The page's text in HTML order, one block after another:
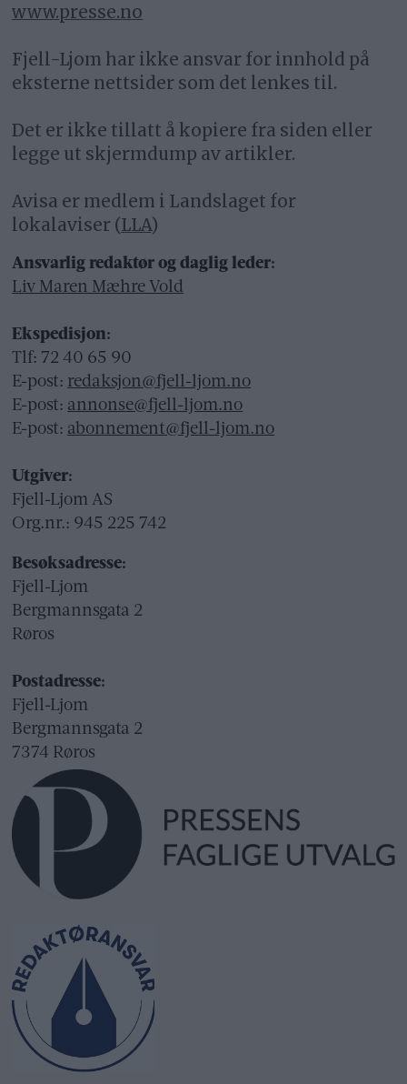
www.presse.no
Fjell-Ljom har ikke ansvar for innhold på
eksterne nettsider som det lenkes til.
Det er ikke tillatt å kopiere fra siden eller
legge ut skjermdump av artikler.
Avisa er medlem i Landslaget for
lokalaviser (LLA)
Ansvarlig redaktør og daglig leder:
Liv Maren Mæhre Vold
Ekspedisjon:
Tlf: 72 40 65 90
E-post: redaksjon@fjell-ljom.no
E-post: annonse@fjell-ljom.no
E-post: abonnement@fjell-ljom.no
Utgiver:
Fjell-Ljom AS
Org.nr.: 945 225 742
Besøksadresse:
Fjell-Ljom
Bergmannsgata 2
Røros
Postadresse:
Fjell-Ljom
Bergmannsgata 2
7374 Røros